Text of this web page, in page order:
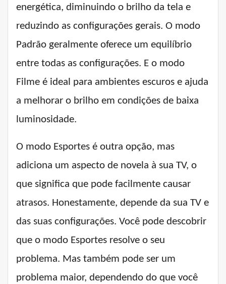
energética, diminuindo o brilho da tela e
reduzindo as configurações gerais. O modo
Padrão geralmente oferece um equilíbrio
entre todas as configurações. E o modo
Filme é ideal para ambientes escuros e ajuda
a melhorar o brilho em condições de baixa
luminosidade.
O modo Esportes é outra opção, mas
adiciona um aspecto de novela à sua TV, o
que significa que pode facilmente causar
atrasos. Honestamente, depende da sua TV e
das suas configurações. Você pode descobrir
que o modo Esportes resolve o seu
problema. Mas também pode ser um
problema maior, dependendo do que você